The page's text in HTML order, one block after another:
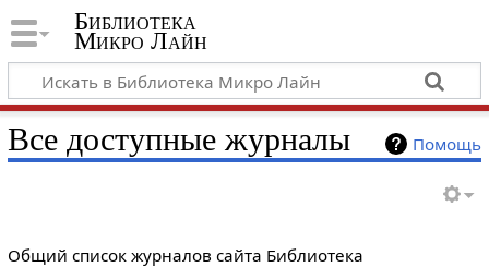
Библиотека
Микро Лайн
Помощь
Все доступные журналы
Общий список журналов сайта Библиотека